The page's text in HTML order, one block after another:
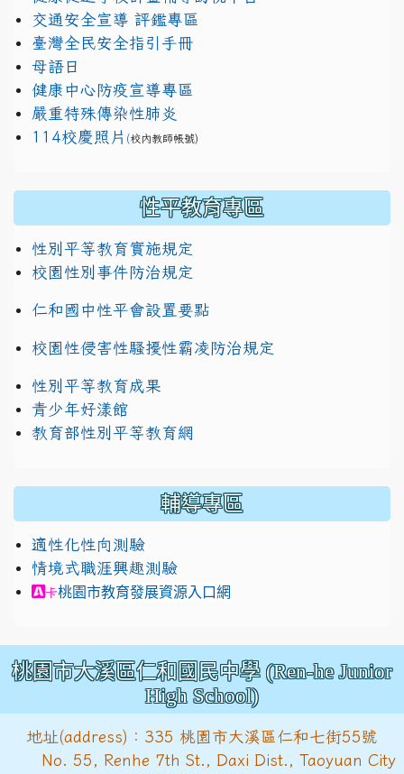
交通安全宣導 評鑑專區
臺灣全民安全指引手冊
母語日
健康中心防疫宣導專區
嚴重特殊傳染性肺炎
114校慶照片 (校內教師帳號)
性平教育專區
性別平等教育實施規定
校園性別事件防治規定
仁和國中性平會設置要點
校園性侵害性騷擾性霸凌防治規定
性別平等教育成果
青少年好漾館
教育部性別平等教育網
輔導專區
適性化性向測驗
情境式職涯興趣測驗
link to https://exam.career.ntnu.edu.tw/cit/
卡桃園市教育發展資源入口網
桃園市大溪區仁和國民中學 (Ren-he Junior
High School)
地址(address)：335 桃園市大溪區仁和七街55號
No. 55, Renhe 7th St., Daxi Dist., Taoyuan City